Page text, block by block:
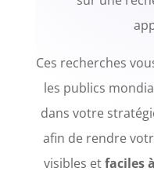
Ces recherches
les publics
dans votre
afin de rendre
visibles etfaciles